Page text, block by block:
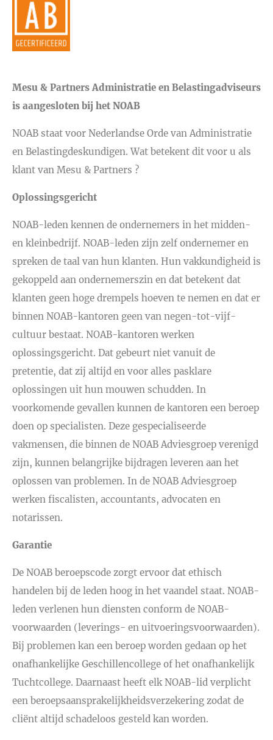
Mesu & Partners Administratie en Belastingadviseurs
is aangesloten bij het NOAB
NOAB staat voor Nederlandse Orde van Administratie
en Belastingdeskundigen. Wat betekent dit voor u als
klant van Mesu & Partners ?
Oplossingsgericht
NOAB-leden kennen de ondernemers in het midden-
en kleinbedrijf. NOAB-leden zijn zelf ondernemer en
spreken de taal van hun klanten. Hun vakkundigheid is
gekoppeld aan ondernemerszin en dat betekent dat
klanten geen hoge drempels hoeven te nemen en dat er
binnen NOAB-kantoren geen van negen-tot-vijf-
cultuur bestaat. NOAB-kantoren werken
oplossingsgericht. Dat gebeurt niet vanuit de
pretentie, dat zij altijd en voor alles pasklare
oplossingen uit hun mouwen schudden. In
voorkomende gevallen kunnen de kantoren een beroep
doen op specialisten. Deze gespecialiseerde
vakmensen, die binnen de NOAB Adviesgroep verenigd
zijn, kunnen belangrijke bijdragen leveren aan het
oplossen van problemen. In de NOAB Adviesgroep
werken fiscalisten, accountants, advocaten en
notarissen.
Garantie
De NOAB beroepscode zorgt ervoor dat ethisch
handelen bij de leden hoog in het vaandel staat. NOAB-
leden verlenen hun diensten conform de NOAB-
voorwaarden (leverings- en uitvoeringsvoorwaarden).
Bij problemen kan een beroep worden gedaan op het
onafhankelijke Geschillencollege of het onafhankelijk
Tuchtcollege. Daarnaast heeft elk NOAB-lid verplicht
een beroepsaansprakelijkheidsverzekering zodat de
cliënt altijd schadeloos gesteld kan worden.